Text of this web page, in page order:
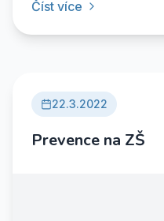
Číst více
22.3.2022
Prevence na ZŠ